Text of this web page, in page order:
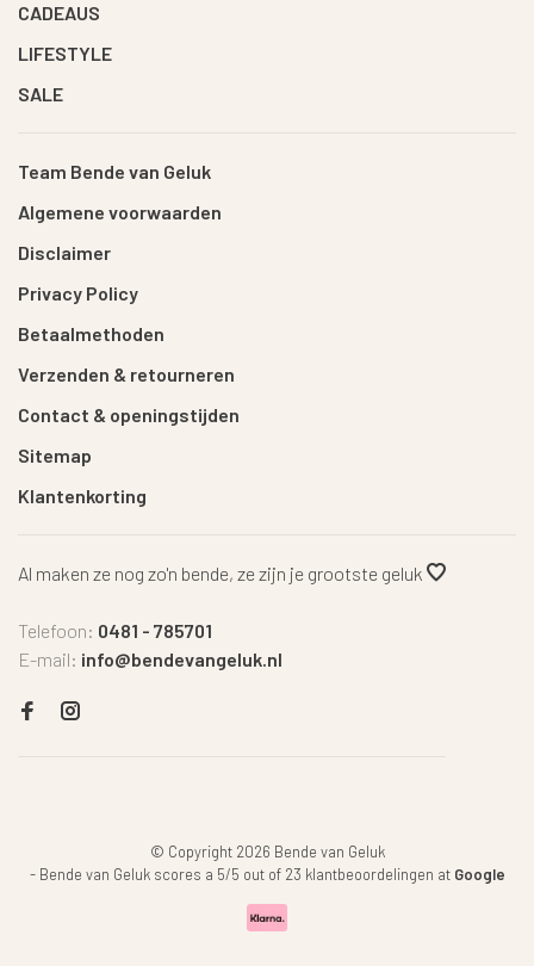
CADEAUS
LIFESTYLE
SALE
Team Bende van Geluk
Algemene voorwaarden
Disclaimer
Privacy Policy
Betaalmethoden
Verzenden & retourneren
Contact & openingstijden
Sitemap
Klantenkorting
Al maken ze nog zo'n bende, ze zijn je grootste geluk
Telefoon: 0481 - 785701
E-mail: info@bendevangeluk.nl
© Copyright 2026 Bende van Geluk
- Bende van Geluk scores a 5/5 out of 23 klantbeoordelingen at Google